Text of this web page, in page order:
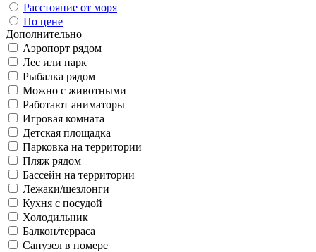
Расстояние от моря
По цене
Дополнительно
Аэропорт рядом
Лес или парк
Рыбалка рядом
Можно с животными
Работают аниматоры
Игровая комната
Детская площадка
Парковка на территории
Пляж рядом
Бассейн на территории
Лежаки/шезлонги
Кухня с посудой
Холодильник
Балкон/терраса
Санузел в номере